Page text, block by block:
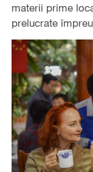
materii prime
prelucrate